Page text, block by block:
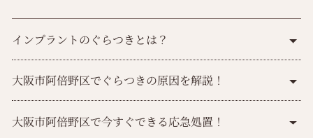
インプラントのぐらつきとは？
大阪市阿倍野区でぐらつきの原因を解説！
大阪市阿倍野区で今すぐできる応急処置！